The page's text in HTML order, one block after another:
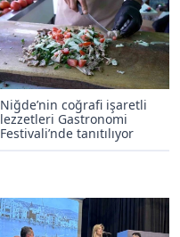
Niğde’nin coğrafi işaretli
lezzetleri Gastronomi
Festivali’nde tanıtılıyor